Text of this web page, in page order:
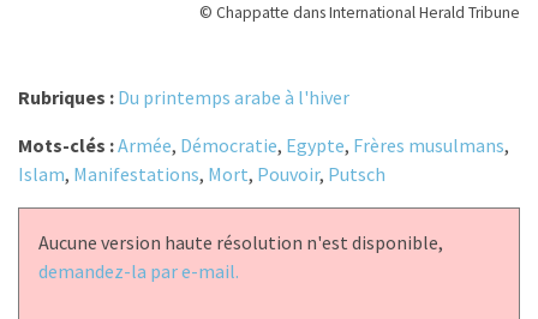
© Chappatte dans International Herald Tribune
Rubriques : Du printemps arabe à l'hiver
Mots-clés :Armée, Démocratie, Egypte, Frères musulmans,
Islam, Manifestations, Mort, Pouvoir, Putsch
Aucune version haute résolution n'est disponible,
demandez-la par e-mail.